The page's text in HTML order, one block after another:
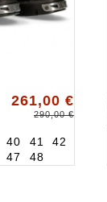
261,00 €
290,00 €
40 41
42
47 48